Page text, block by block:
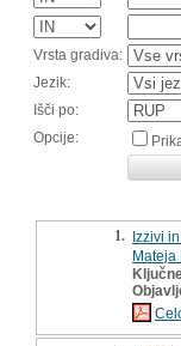
Vrsta gradiva:
Jezik:
Išči po:
Opcije:
1. Izzivi
Mateja